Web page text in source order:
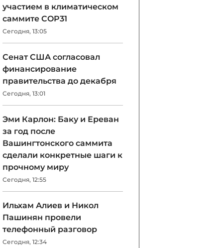
участием в климатическом
саммите COP31
Сегодня, 13:05
Сенат США согласовал
финансирование
правительства до декабря
Сегодня, 13:01
Эми Карлон: Баку и Ереван
за год после
Вашингтонского саммита
сделали конкретные шаги к
прочному миру
Сегодня, 12:55
Ильхам Алиев и Никол
Пашинян провели
телефонный разговор
Сегодня, 12:34